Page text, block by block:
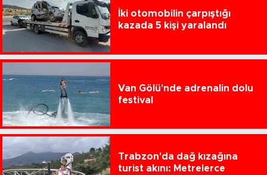
İki otomobilin çarpıştığı
kazada 5 kişi yaralandı
Van Gölü'nde adrenalin dolu
festival
Trabzon'da dağ kızağına
turist akını: Metrelerce